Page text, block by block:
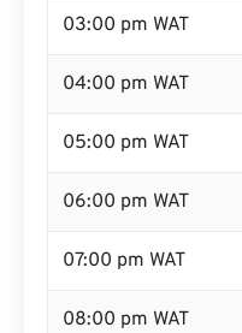
03:00 pm WAT
04:00 pm WAT
05:00 pm WAT
06:00 pm WAT
07:00 pm WAT
08:00 pm WAT